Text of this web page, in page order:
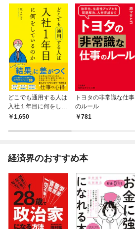
どこでも通用する人は
入社１年目に何をして
いるのか
1,650
トヨタの非常識な仕事
のルール
781
経済界のおすすめ本